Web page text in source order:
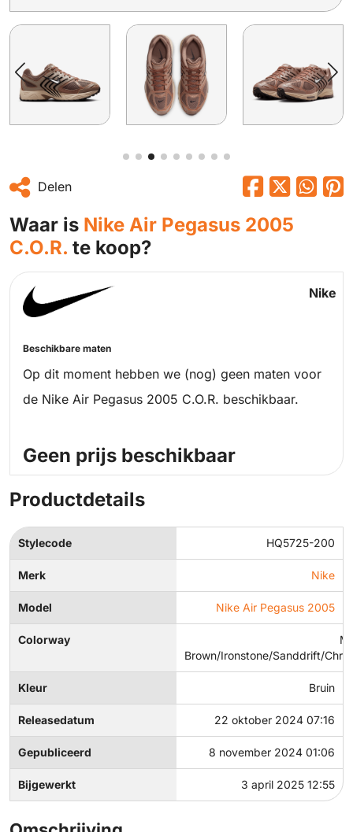
Delen
Waar is Nike Air Pegasus 2005
C.O.R. te koop?
Nike
Beschikbare maten
Op dit moment hebben we (nog) geen maten voor
de Nike Air Pegasus 2005 C.O.R. beschikbaar.
Geen prijs beschikbaar
Productdetails
Stylecode HQ5725-200
Merk Nike
Model Nike Air Pegasus 2005
Colorway
Brown/Ironstone/Sanddrift/
Kleur Bruin
Releasedatum 22 oktober 2024 07:16
Gepubliceerd 8 november 2024 01:06
Bijgewerkt 3 april 2025 12:55